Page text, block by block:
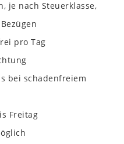
je nach Steuerklasse,
pro Tag
bei schadenfreiem
Freitag